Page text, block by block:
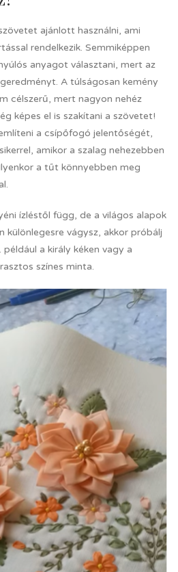
ajánlott használni, ami
rendelkezik. Semmiképpen
anyagot választani, mert az
A túlságosan kemény
célszerű, mert nagyon nehéz
képes el is szakítani a szövetet!
a csípőfogó jelentőségét,
amikor a szalag nehezebben
a tűt könnyebben meg
ízléstől függ, de a világos alapok
különlegesre vágysz, akkor próbálj
a király kéken vagy a
színes minta.